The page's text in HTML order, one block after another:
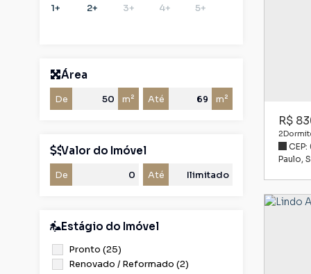
1+ 2+ 3+ 4+ 5+
Área
De m² Até m²
Valor do Imóvel
De Até
Estágio do Imóvel
Pronto (25)
Renovado / Reformado (2)
R$
Paulo,
2